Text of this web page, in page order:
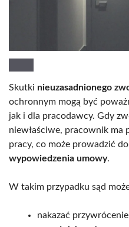
Skutki nieuzasadnionego
ochronnym mogą być
jak i dla pracodawcy. Gdy
niewłaściwe, pracownik ma
pracy, co może prowadzić do
wypowiedzenia umowy.
W takim przypadku sąd
nakazać